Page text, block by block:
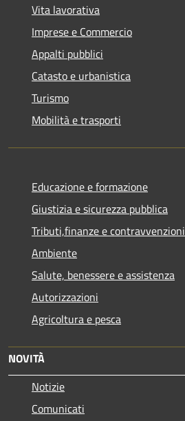
Vita lavorativa
Imprese e Commercio
Appalti pubblici
Catasto e urbanistica
Turismo
Mobilità e trasporti
Educazione e formazione
Giustizia e sicurezza pubblica
Tributi,finanze e contravvenzioni
Ambiente
Salute, benessere e assistenza
Autorizzazioni
Agricoltura e pesca
NOVITÀ
Notizie
Comunicati